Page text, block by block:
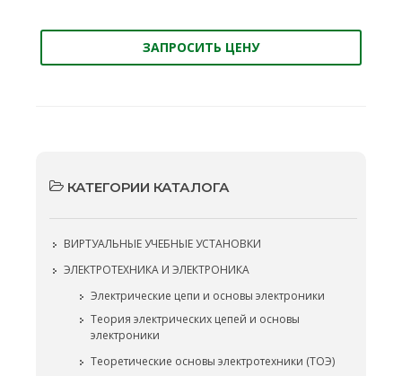
ЗАПРОСИТЬ ЦЕНУ
КАТЕГОРИИ КАТАЛОГА
ВИРТУАЛЬНЫЕ УЧЕБНЫЕ УСТАНОВКИ
ЭЛЕКТРОТЕХНИКА И ЭЛЕКТРОНИКА
Электрические цепи и основы электроники
Теория электрических цепей и основы
электроники
Теоретические основы электротехники (ТОЭ)